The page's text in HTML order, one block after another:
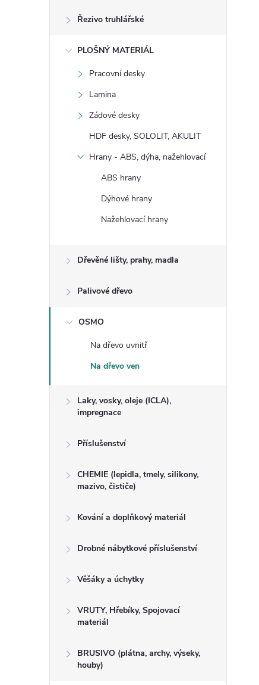
Řezivo truhlářské
PLOŠNÝ MATERIÁL
Pracovní desky
Lamina
Zádové desky
HDF desky, SOLOLIT, AKULIT
Hrany - ABS, dýha, nažehlovací
ABS hrany
Dýhové hrany
Nažehlovací hrany
Dřevěné lišty, prahy, madla
Palivové dřevo
OSMO
Na dřevo uvnitř
Na dřevo ven
Laky, vosky, oleje (ICLA),
impregnace
Příslušenství
CHEMIE (lepidla, tmely, silikony,
mazivo, čističe)
Kování a doplňkový materiál
Drobné nábytkové příslušenství
Věšáky a úchytky
VRUTY, Hřebíky, Spojovací
materiál
BRUSIVO (plátna, archy, výseky,
houby)